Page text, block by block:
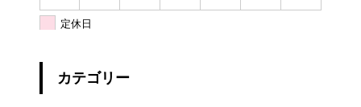
定休日
カテゴリー